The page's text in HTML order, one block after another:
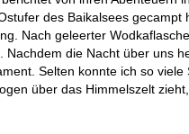
des Baikalsees
Nach geleerter
die Nacht über uns
Selten konnte ich so
über das Himmelszelt